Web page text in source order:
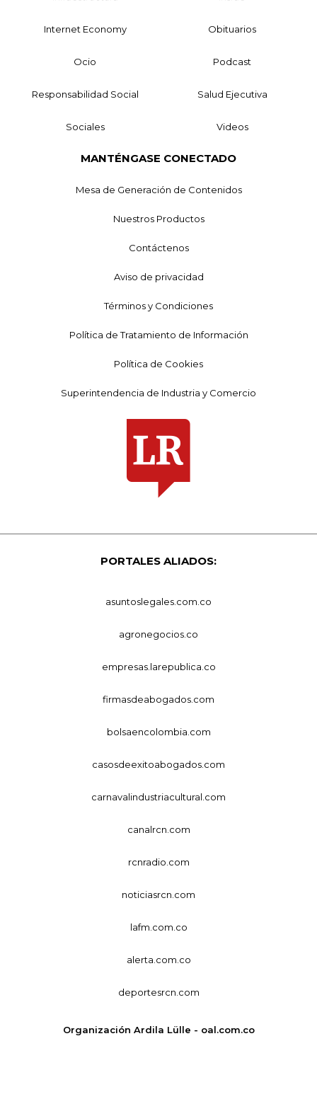
Internet Economy Obituarios
Ocio Podcast
Responsabilidad Social Salud Ejecutiva
Sociales Videos
MANTÉNGASE CONECTADO
Mesa de Generación de Contenidos
Nuestros Productos
Contáctenos
Aviso de privacidad
Términos y Condiciones
Política de Tratamiento de Información
Política de Cookies
Superintendencia de Industria y Comercio
PORTALES ALIADOS:
asuntoslegales.com.co
agronegocios.co
empresas.larepublica.co
firmasdeabogados.com
bolsaencolombia.com
casosdeexitoabogados.com
carnavalindustriacultural.com
canalrcn.com
rcnradio.com
noticiasrcn.com
lafm.com.co
alerta.com.co
deportesrcn.com
Organización Ardila Lülle - oal.com.co